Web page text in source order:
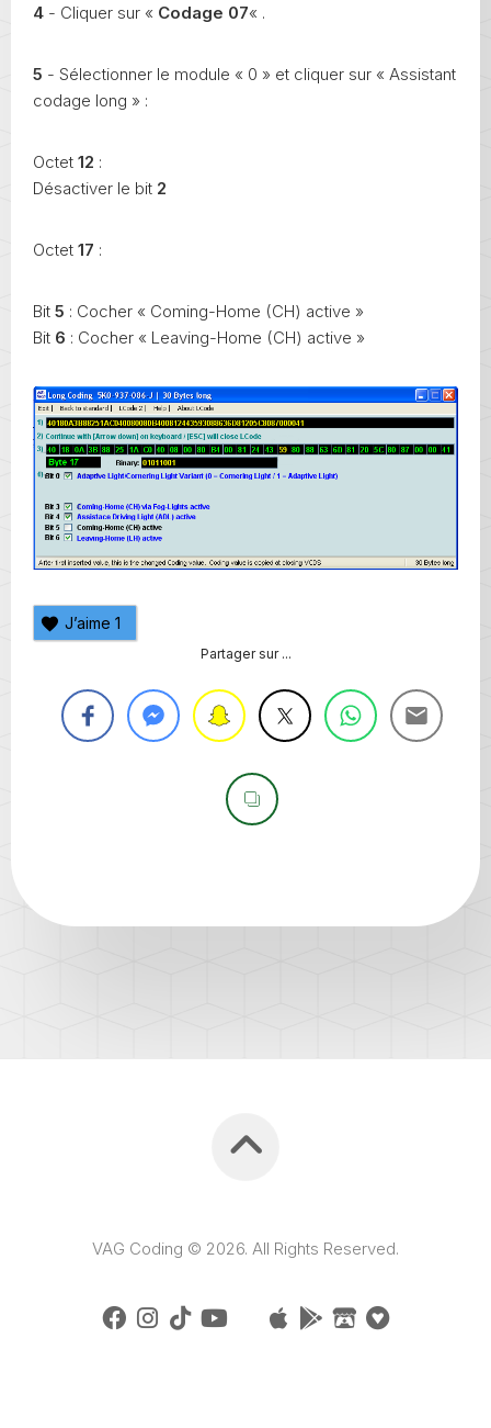
4 - Cliquer sur « Codage 07« .
5 - Sélectionner le module « 0 » et cliquer sur « Assistant
codage long » :
Octet 12 :
Désactiver le bit 2
Octet 17 :
Bit 5 : Cocher « Coming-Home (CH) active »
Bit 6 : Cocher « Leaving-Home (CH) active »
J’aime 1
Partager sur ...
VAG Coding © 2026. All Rights Reserved.